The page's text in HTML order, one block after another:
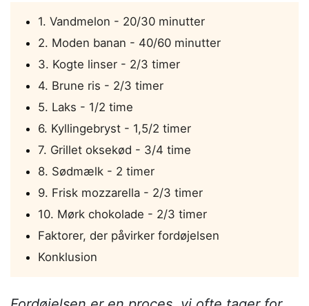
1. Vandmelon - 20/30 minutter
2. Moden banan - 40/60 minutter
3. Kogte linser - 2/3 timer
4. Brune ris - 2/3 timer
5. Laks - 1/2 time
6. Kyllingebryst - 1,5/2 timer
7. Grillet oksekød - 3/4 time
8. Sødmælk - 2 timer
9. Frisk mozzarella - 2/3 timer
10. Mørk chokolade - 2/3 timer
Faktorer, der påvirker fordøjelsen
Konklusion